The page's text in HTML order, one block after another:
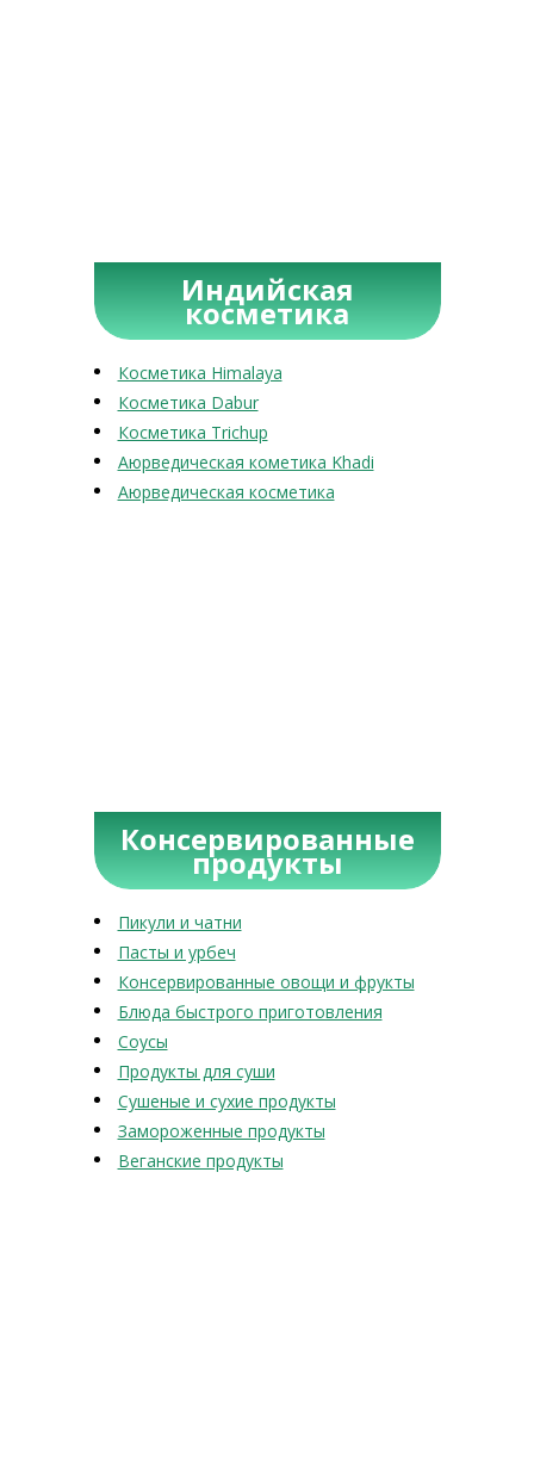
Индийская
косметика
Косметика Himalaya
Косметика Dabur
Косметика Trichup
Аюрведическая кометика Khadi
Аюрведическая косметика
Консервированные
продукты
Пикули и чатни
Пасты и урбеч
Консервированные овощи и фрукты
Блюда быстрого приготовления
Соусы
Продукты для суши
Сушеные и сухие продукты
Замороженные продукты
Веганские продукты